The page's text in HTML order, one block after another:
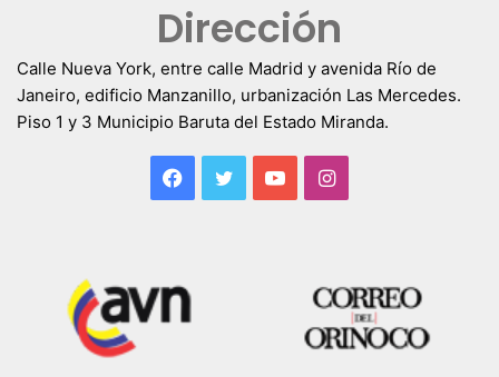
Dirección
Calle Nueva York, entre calle Madrid y avenida Río de
Janeiro, edificio Manzanillo, urbanización Las Mercedes.
Piso 1 y 3 Municipio Baruta del Estado Miranda.
Facebook
TwitterYouTubeInstagram